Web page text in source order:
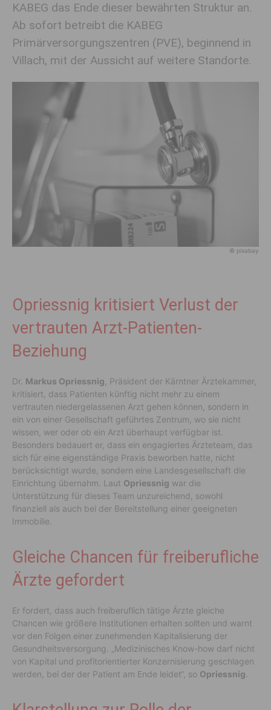
KABEG das Ende dieser bewährten Struktur an.
Ab sofort betreibt die KABEG
Primärversorgungszentren (PVE), beginnend in
Villach, mit der Aussicht auf weitere Standorte.
© pixabay
Opriessnig kritisiert Verlust der
vertrauten Arzt-Patienten-
Beziehung
Dr. Markus Opriessnig , Präsident der Kärntner Ärztekammer,
kritisiert, dass Patienten künftig nicht mehr zu einem
vertrauten niedergelassenen Arzt gehen können, sondern in
ein von einer Gesellschaft geführtes Zentrum, wo sie nicht
wissen, wer oder ob ein Arzt überhaupt verfügbar ist.
Besonders bedauert er, dass ein engagiertes Ärzteteam, das
sich für eine eigenständige Praxis beworben hatte, nicht
berücksichtigt wurde, sondern eine Landesgesellschaft die
Einrichtung übernahm. Laut Opriessnig war die
Unterstützung für dieses Team unzureichend, sowohl
finanziell als auch bei der Bereitstellung einer geeigneten
Immobilie.
Gleiche Chancen für freiberufliche
Ärzte gefordert
Er fordert, dass auch freiberuflich tätige Ärzte gleiche
Chancen wie größere Institutionen erhalten sollten und warnt
vor den Folgen einer zunehmenden Kapitalisierung der
Gesundheitsversorgung. „Medizinisches Know-how darf nicht
von Kapital und profitorientierter Konzernisierung geschlagen
werden, bei der der Patient am Ende leidet“, so Opriessnig